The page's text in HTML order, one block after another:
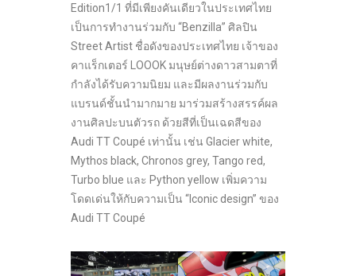
Edition1/1 ที่มีเพียงคันเดียวในประเทศไทย
เป็นการทำงานร่วมกับ “Benzilla” ศิลปิน
Street Artist ชื่อดังของประเทศไทย เจ้าของ
คาแร็กเตอร์ LOOOK มนุษย์ต่างดาวสามตาที่
กำลังได้รับความนิยม และมีผลงานร่วมกับ
แบรนด์ชั้นนำมากมาย มาร่วมสร้างสรรค์ผล
งานศิลปะบนตัวรถ ด้วยสีที่เป็นเฉดสีของ
Audi TT Coupé เท่านั้น เช่น Glacier white,
Mythos black, Chronos grey, Tango red,
Turbo blue และ Python yellow เพิ่มความ
โดดเด่นให้กับความเป็น “Iconic design” ของ
Audi TT Coupé